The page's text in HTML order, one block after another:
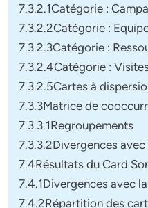
7.3.2.1Catégorie :
7.3.2.2Catégorie :
7.3.2.3Catégorie :
7.3.2.4Catégorie :
7.3.2.5Cartes à
7.3.3Matrice de
7.3.3.1Regroupements
7.3.3.2Divergences
7.4Résultats du Card
7.4.1Divergences avec
7.4.2Répartition des